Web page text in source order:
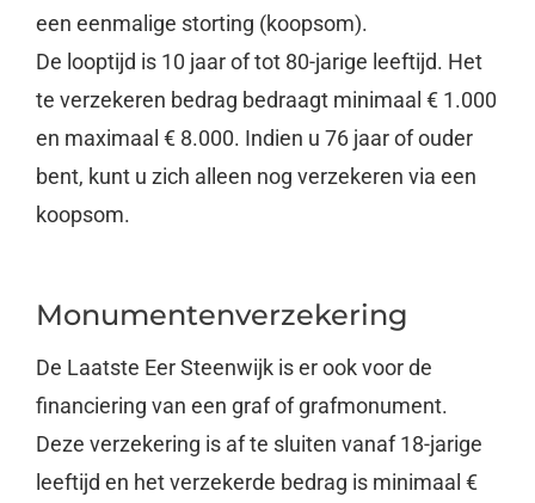
een eenmalige storting (koopsom).
De looptijd is 10 jaar of tot 80-jarige leeftijd. Het
te verzekeren bedrag bedraagt minimaal € 1.000
en maximaal € 8.000. Indien u 76 jaar of ouder
bent, kunt u zich alleen nog verzekeren via een
koopsom.
Monumentenverzekering
De Laatste Eer Steenwijk is er ook voor de
financiering van een graf of grafmonument.
Deze verzekering is af te sluiten vanaf 18-jarige
leeftijd en het verzekerde bedrag is minimaal €